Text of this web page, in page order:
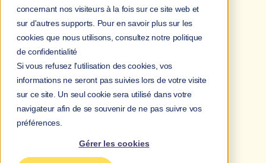
concernant nos visiteurs à la fois sur ce site web et
sur d'autres supports. Pour en savoir plus sur les
cookies que nous utilisons, consultez notre politique
de confidentialité
Si vous refusez l'utilisation des cookies, vos
informations ne seront pas suivies lors de votre visite
sur ce site. Un seul cookie sera utilisé dans votre
navigateur afin de se souvenir de ne pas suivre vos
préférences.
Gérer les cookies